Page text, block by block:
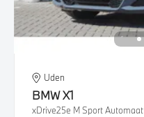
Uden
BMWX1
xDrive25e M Sport Automaat